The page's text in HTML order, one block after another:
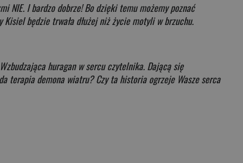
NIE. I bardzo dobrze! Bo dzięki temu możemy poznać
będzie trwała dłużej niż życie motyli w brzuchu.
huragan w sercu czytelnika. Dającą się
terapia demona wiatru? Czy ta historia ogrzeje Wasze serca